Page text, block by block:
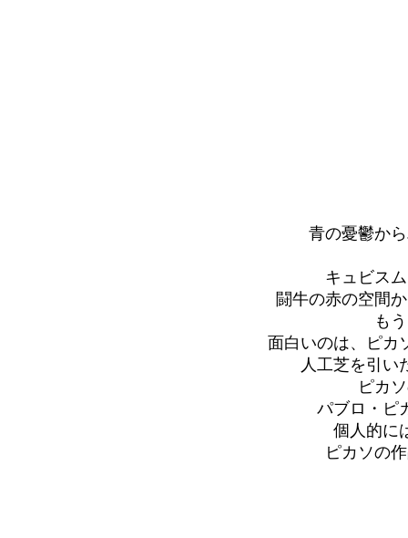
青の憂鬱か
キュビス
闘牛の赤の空間
も
面白いのは、ピカ
人工芝を引い
ピカ
パブロ・ピ
個人的に
ピカソの